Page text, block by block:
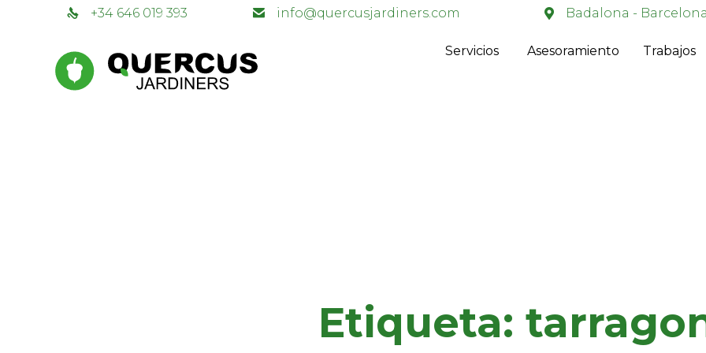
+34 646 019 393 info@quercusjardiners.com
Badalona - Barcelona
Servicios Asesoramiento Trabajos
Etiqueta: